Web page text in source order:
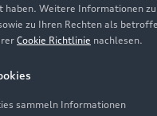
haben. Weitere Informationen
zu Ihren Rechten als
Cookie Richtlinie nachlesen.
sammeln Informationen
,öffnet amMontag